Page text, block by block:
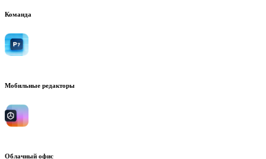
Команда
Мобильные редакторы
Облачный офис